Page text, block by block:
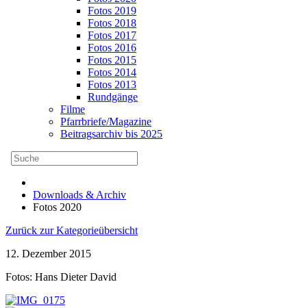
Fotos 2019
Fotos 2018
Fotos 2017
Fotos 2016
Fotos 2015
Fotos 2014
Fotos 2013
Rundgänge
Filme
Pfarrbriefe/Magazine
Beitragsarchiv bis 2025
Downloads & Archiv
Fotos 2020
Zurück zur Kategorieübersicht
12. Dezember 2015
Fotos: Hans Dieter David